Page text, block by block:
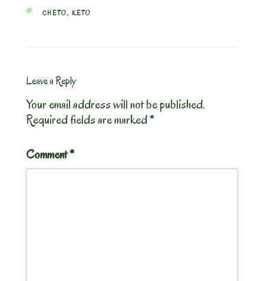
TAGS
CHETO, KETO
Leave a Reply
Your email address will not be published.
Required fields are marked*
Comment*